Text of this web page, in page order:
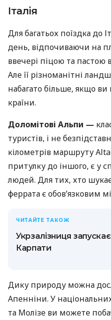
Італія
Для багатьох поїздка до
день, відпочиваючи на
ввечері піцою та пастою
Але її різноманітні
набагато більше, якщо
країни.
Доломітові Альпи —
туристів, і не
кілометрів маршруту
притулку до іншого, є у
людей. Для тих, хто
феррата є обов’язковим
ЧИТАЙТЕ ТАКОЖ
Укрзалізниця
Карпати
Дику природу можна
Апенніни. У
та Молізе ви можете